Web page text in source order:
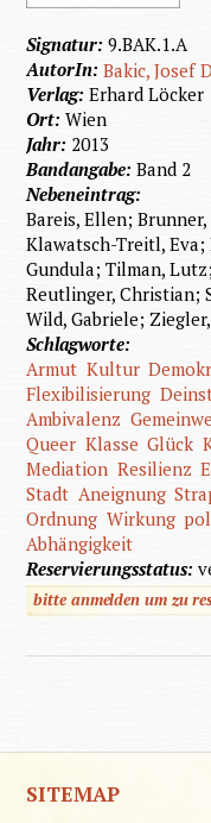
Signatur:9.BAK.1.A
AutorIn:Bakic, Josef
Verlag:Erhard Löcker
Ort:Wien
Jahr: 2013
Bandangabe:Band 2
Nebeneintrag:
Bareis, Ellen;
Klawatsch-Treitl,
Gundula; Tilman,
Reutlinger, Christian;
Wild, Gabriele;
Schlagworte:
Armut Kultur
Flexibilisierung
Ambivalenz
Queer Klasse Glück
Mediation Resilienz
Stadt Aneignung
Ordnung Wirkung
Abhängigkeit
Reservierungsstatus:
bitte anmelden um zu
SITEMAP